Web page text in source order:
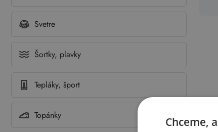
Svetre
Šortky, plavky
Tepláky, šport
Topánky Chceme,